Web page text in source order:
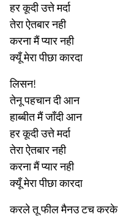
हर कूदी उत्ते मर्दा
तेरा ऐतबार नही
करना मैं प्यार नही
क्यूँ मेरा पीछा कारदा
लिसन!
तेनू पहचान दी आन
हाब्बीत मैं जाँदी आन
हर कूदी उत्ते मर्दा
तेरा ऐतबार नही
करना मैं प्यार नही
क्यूँ मेरा पीछा कारदा
करले तू फील मैनउ टच करके